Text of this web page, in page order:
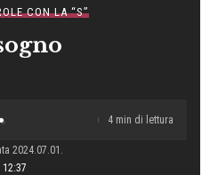
CON LA “S”
2024.07.01.
4 min di lettura